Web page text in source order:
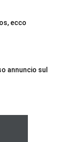
ecco
annuncio sul